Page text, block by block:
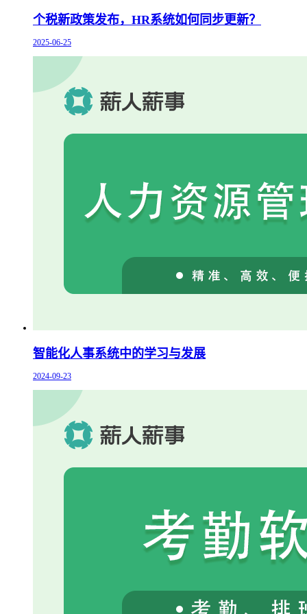
个税新政策发布，HR系统如何同步更新？
2025-06-25
智能化人事系统中的学习与发展
2024-09-23